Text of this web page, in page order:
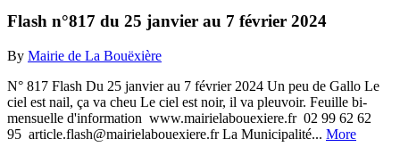
Flash n°817 du 25 janvier au 7 février 2024
By Mairie de La Bouëxière
N° 817 Flash Du 25 janvier au 7 février 2024 Un peu de Gallo Le
ciel est nail, ça va cheu Le ciel est noir, il va pleuvoir. Feuille bi­
mensuelle d'information ­ www.mairie­labouexiere.fr ­ 02 99 62 62
95 ­ article.flash@mairie­labouexiere.fr La Municipalité... More